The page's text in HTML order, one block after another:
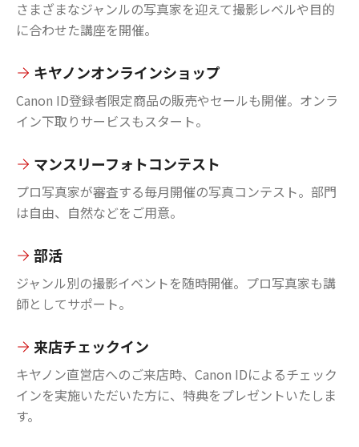
さまざまなジャンルの写真家を迎えて撮影レベルや目的
に合わせた講座を開催。
キヤノンオンラインショップ
Canon ID登録者限定商品の販売やセールも開催。オンラ
イン下取りサービスもスタート。
マンスリーフォトコンテスト
プロ写真家が審査する毎月開催の写真コンテスト。部門
は自由、自然などをご用意。
部活
ジャンル別の撮影イベントを随時開催。プロ写真家も講
師としてサポート。
来店チェックイン
キヤノン直営店へのご来店時、Canon IDによるチェック
インを実施いただいた方に、特典をプレゼントいたしま
す。